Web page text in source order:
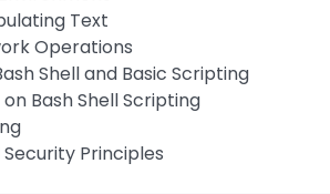
Text
Operations
Shell and Basic Scripting
Bash Shell Scripting
Principles